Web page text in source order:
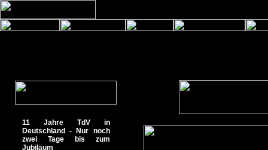
11 Jahre TdV in
Deutschland - Nur noch
zwei Tage bis zum
Jubiläum